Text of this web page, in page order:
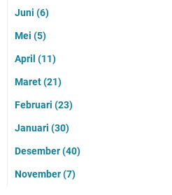
Juni (6)
Mei (5)
April (11)
Maret(21)
Februari (23)
Januari (30)
Desember(40)
November(7)